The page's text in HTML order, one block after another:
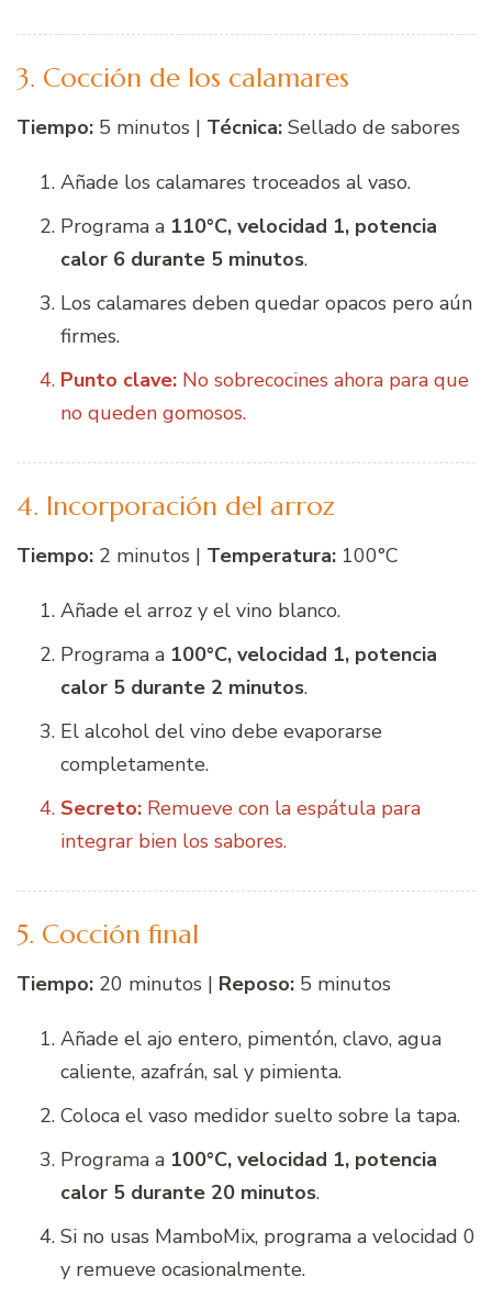
3. Cocción de los calamares
Tiempo: 5 minutos | Técnica: Sellado de sabores
Añade los calamares troceados al vaso.
Programa a 110°C, velocidad 1, potencia
calor 6 durante 5 minutos.
Los calamares deben quedar opacos pero aún
firmes.
Punto clave: No sobrecocines ahora para que
no queden gomosos.
4. Incorporación del arroz
Tiempo: 2 minutos | Temperatura: 100°C
Añade el arroz y el vino blanco.
Programa a 100°C, velocidad 1, potencia
calor 5 durante 2 minutos.
El alcohol del vino debe evaporarse
completamente.
Secreto: Remueve con la espátula para
integrar bien los sabores.
5. Cocción final
Tiempo: 20 minutos | Reposo: 5 minutos
Añade el ajo entero, pimentón, clavo, agua
caliente, azafrán, sal y pimienta.
Coloca el vaso medidor suelto sobre la tapa.
Programa a 100°C, velocidad 1, potencia
calor 5 durante 20 minutos.
Si no usas MamboMix, programa a velocidad 0
y remueve ocasionalmente.